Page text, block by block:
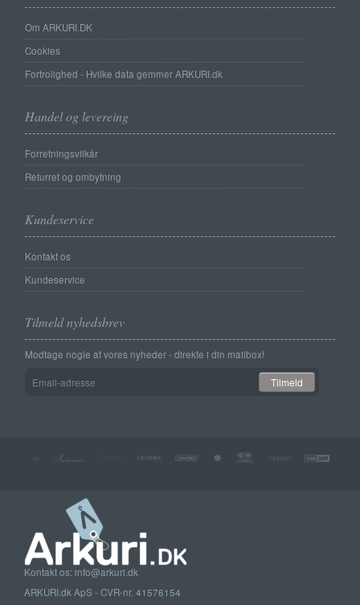
Om ARKURI.DK
Cookies
Fortrolighed - Hvilke data gemmer ARKURI.dk
Handel og levereing
Forretningsvilkår
Returret og ombytning
Kundeservice
Kontakt os
Kundeservice
Tilmeld nyhedsbrev
Modtage nogle af vores nyheder - direkte i din mailbox!
adresse
Tilmeld
Kontakt os: info@arkuri.dk
ARKURI.dk ApS - CVR-nr. 41576154